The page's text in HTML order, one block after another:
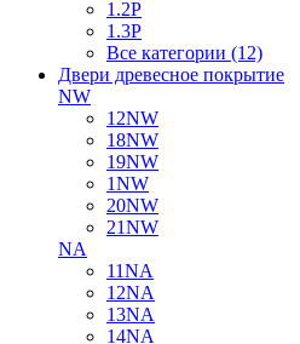
1.2P
1.3P
Все категории (12)
Двери древесное покрытие
NW
12NW
18NW
19NW
1NW
20NW
21NW
NA
11NA
12NA
13NA
14NA